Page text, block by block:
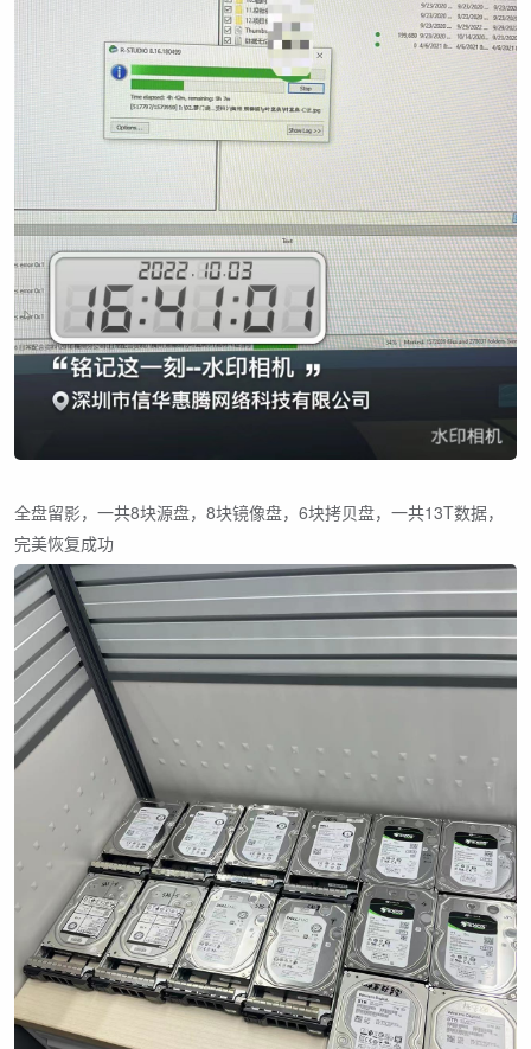
全盘留影，一共8块源盘，8块镜像盘，6块拷贝盘，一共13T数据，
完美恢复成功